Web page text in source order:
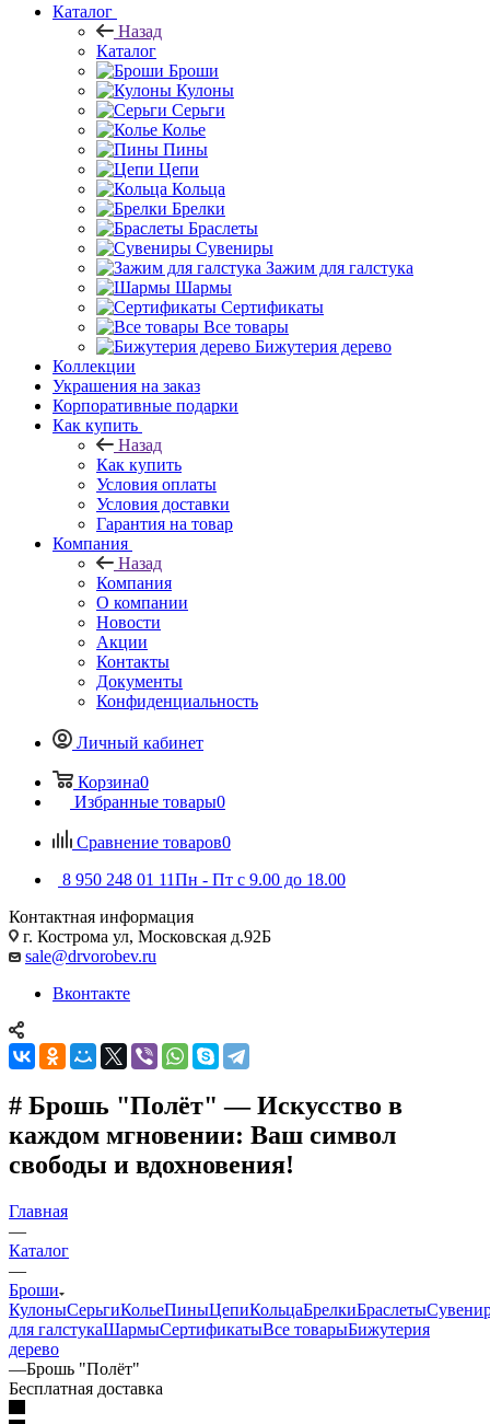
Каталог
Назад
Каталог
Броши
Кулоны
Серьги
Колье
Пины
Цепи
Кольца
Брелки
Браслеты
Сувениры
Зажим для галстука
Шармы
Сертификаты
Все товары
Бижутерия дерево
Коллекции
Украшения на заказ
Корпоративные подарки
Как купить
Назад
Как купить
Условия оплаты
Условия доставки
Гарантия на товар
Компания
Назад
Компания
О компании
Новости
Акции
Контакты
Документы
Конфиденциальность
Личный кабинет
Корзина0
Избранные товары0
Сравнение товаров0
8 950 248 01 11Пн - Пт с 9.00 до 18.00
Контактная информация
г. Кострома ул, Московская д.92Б
sale@drvorobev.ru
Вконтакте
# Брошь "Полёт" — Искусство в
каждом мгновении: Ваш символ
свободы и вдохновения!
Главная
—
Каталог
—
Броши
КулоныСерьгиКольеПиныЦепиКольцаБрелкиБраслеты
для галстукаШармыСертификатыВсе товарыБижутерия
дерево
—Брошь "Полёт"
Бесплатная доставка